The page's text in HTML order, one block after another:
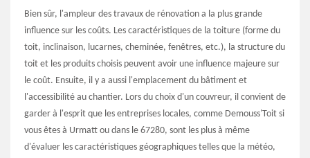
Bien sûr, l'ampleur des travaux de rénovation a la plus grande
influence sur les coûts. Les caractéristiques de la toiture (forme du
toit, inclinaison, lucarnes, cheminée, fenêtres, etc.), la structure du
toit et les produits choisis peuvent avoir une influence majeure sur
le coût. Ensuite, il y a aussi l'emplacement du bâtiment et
l'accessibilité au chantier. Lors du choix d'un couvreur, il convient de
garder à l'esprit que les entreprises locales, comme Demouss'Toit si
vous êtes à Urmatt ou dans le 67280, sont les plus à même
d'évaluer les caractéristiques géographiques telles que la météo,